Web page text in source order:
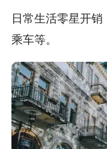
日常生活零星开
乘车等。